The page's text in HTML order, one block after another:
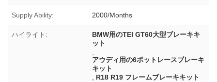
Supply Ability: 2000/Months
ハイライト:
BMW用のTEI GT60大型ブレーキキ
ット
アウディ用の6ポットレースブレーキ
キット
R18 R19 フレームブレーキキット